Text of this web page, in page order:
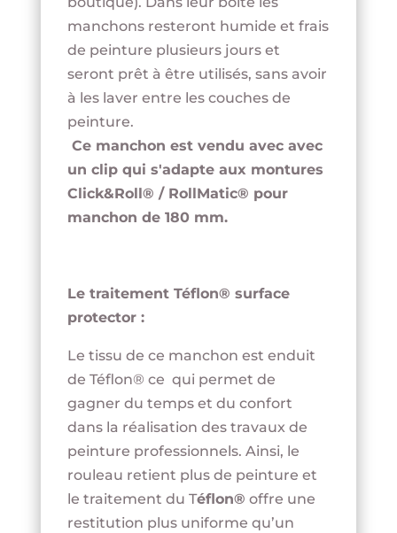
manchons resteront humide et frais
de peinture plusieurs jours et
seront prêt à être utilisés, sans avoir
à les laver entre les couches de
peinture.
Ce manchon est vendu avec avec
un clip qui s'adapte aux montures
Click&Roll® / RollMatic® pour
manchon de 180 mm.
Le traitement Téflon® surface
protector :
Le tissu de ce manchon est enduit
de Téflon® ce qui permet de
gagner du temps et du confort
dans la réalisation des travaux de
peinture professionnels. Ainsi, le
rouleau retient plus de peinture et
le traitement du Téflon® offre une
restitution plus uniforme qu’un